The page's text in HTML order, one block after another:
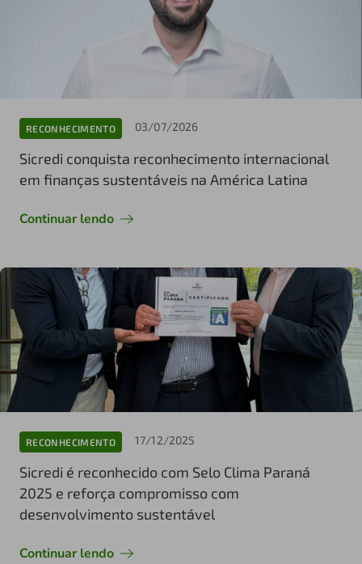
RECONHECIMENTO 03/07/2026
Sicredi conquista reconhecimento internacional
em finanças sustentáveis na América Latina
Continuar lendo
RECONHECIMENTO 17/12/2025
Sicredi é reconhecido com Selo Clima Paraná
2025 e reforça compromisso com
desenvolvimento sustentável
Continuar lendo